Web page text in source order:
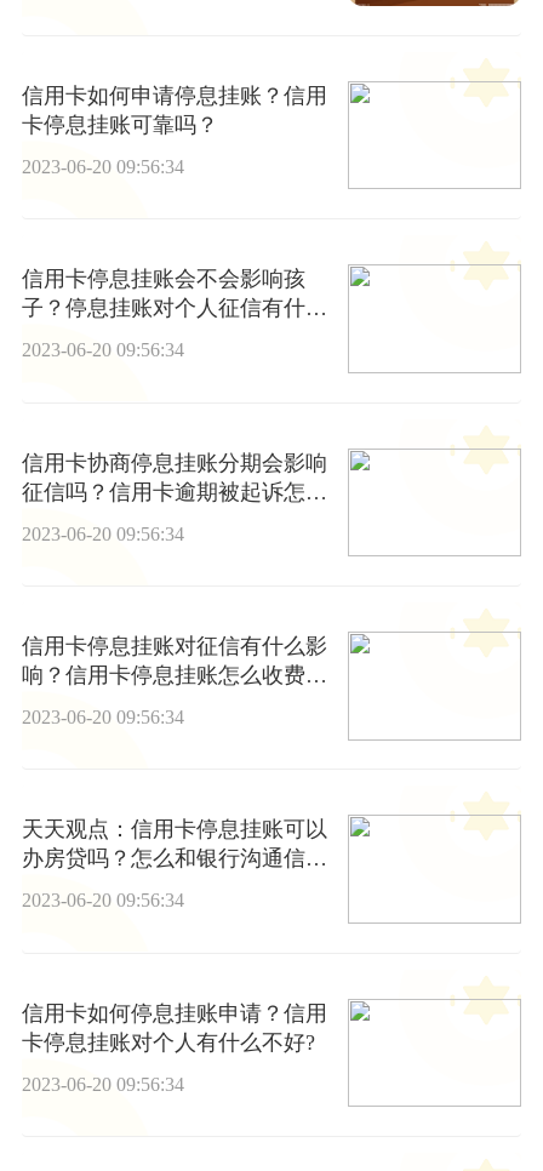
信用卡如何申请停息挂账？信用
卡停息挂账可靠吗？
2023-06-20 09:56:34
信用卡停息挂账会不会影响孩
子？停息挂账对个人征信有什么
影响？ 环球最资讯
2023-06-20 09:56:34
信用卡协商停息挂账分期会影响
征信吗？信用卡逾期被起诉怎么
2023-06-20 09:56:34
信用卡停息挂账对征信有什么影
响？信用卡停息挂账怎么收费？-
世界快看点
2023-06-20 09:56:34
天天观点：信用卡停息挂账可以
办房贷吗？怎么和银行沟通信用
卡停息挂账？
2023-06-20 09:56:34
信用卡如何停息挂账申请？信用
卡停息挂账对个人有什么不好?
2023-06-20 09:56:34